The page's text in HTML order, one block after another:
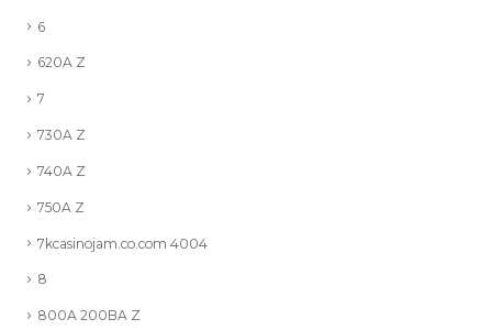
6
620A Z
7
730A Z
740A Z
750A Z
7kcasinojam.co.com 4004
8
800A 200BA Z